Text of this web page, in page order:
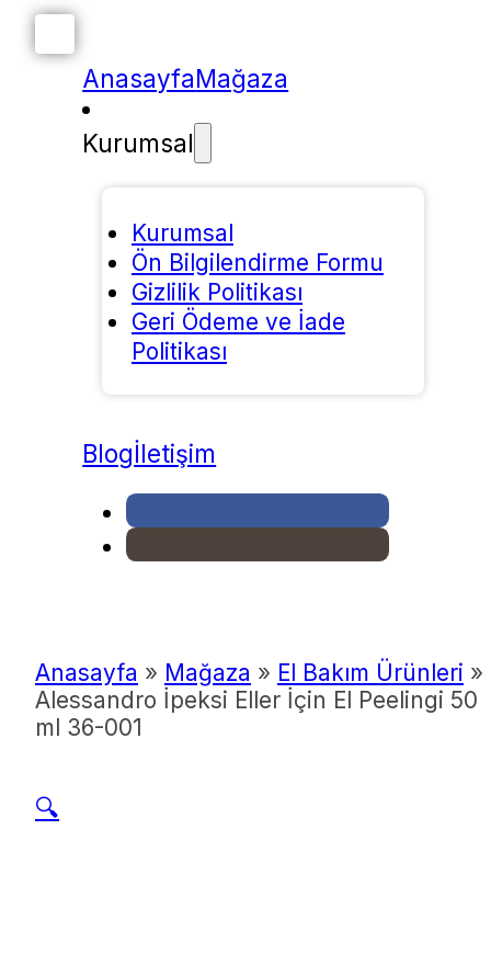
AnasayfaMağaza
Kurumsal
Kurumsal
Ön Bilgilendirme Formu
Gizlilik Politikası
Geri Ödeme ve İade
Politikası
Blogİletişim
Anasayfa » Mağaza » El Bakım Ürünleri »
Alessandro İpeksi Eller İçin El Peelingi 50
ml 36-001
🔍